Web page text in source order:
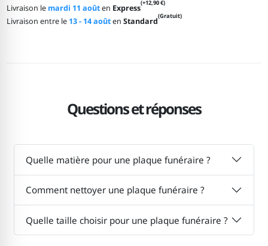
Livraison le mardi 11 aoûten Express(+12,90 €)
Livraison entre le 13 - 14 aoûtenStandard(Gratuit)
Questions et réponses
Quelle matière pour une plaque funéraire ?
Comment nettoyer une plaque funéraire ?
Quelle taille choisir pour une plaque funéraire ?